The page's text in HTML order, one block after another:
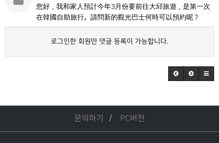
您好，我和家人預計今年3月份要前往大邱旅遊，是第一次
在韓國自助旅行。請問新的觀光巴士何時可以預約呢？
로그인한 회원만 댓글 등록이 가능합니다.
문의하기 PC버전